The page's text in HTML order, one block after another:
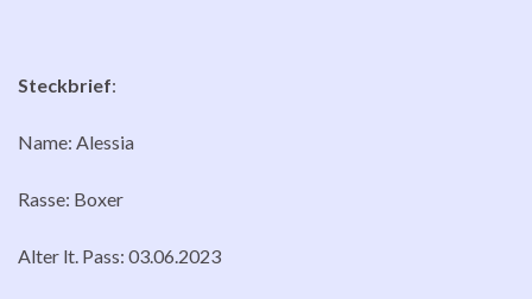
Steckbrief:
Name: Alessia
Rasse: Boxer
Alter lt. Pass: 03.06.2023